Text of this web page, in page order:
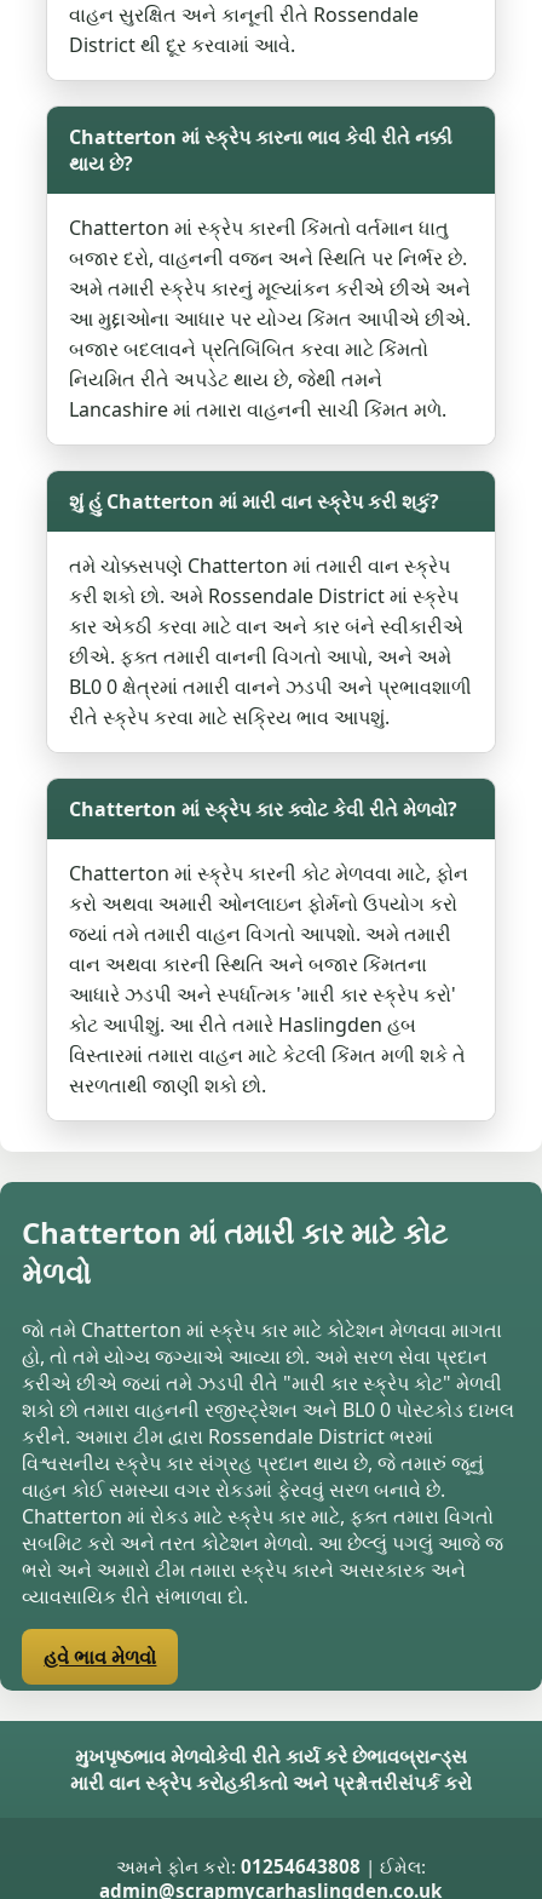
વાહન સુરક્ષિત અને કાનૂની રીતે Rossendale
District થી દૂર કરવામાં આવે.
Chatterton માં સ્ક્રેપ કારના ભાવ કેવી રીતે નક્કી
થાય છે?
Chatterton માં સ્ક્રેપ કારની કિંમતો વર્તમાન ધાતુ
બજાર દરો, વાહનની વજન અને સ્થિતિ પર નિર્ભર છે.
અમે તમારી સ્ક્રેપ કારનું મૂલ્યાંકન કરીએ છીએ અને
આ મુદ્દાઓના આધાર પર યોગ્ય કિંમત આપીએ છીએ.
બજાર બદલાવને પ્રતિબિંબિત કરવા માટે કિંમતો
નિયમિત રીતે અપડેટ થાય છે, જેથી તમને
Lancashire માં તમારા વાહનની સાચી કિંમત મળે.
શું હું Chatterton માં મારી વાન સ્ક્રેપ કરી શકું?
તમે ચોક્કસપણે Chatterton માં તમારી વાન સ્ક્રેપ
કરી શકો છો. અમે Rossendale District માં સ્ક્રેપ
કાર એકઠી કરવા માટે વાન અને કાર બંને સ્વીકારીએ
છીએ. ફક્ત તમારી વાનની વિગતો આપો, અને અમે
BL0 0 ક્ષેત્રમાં તમારી વાનને ઝડપી અને પ્રભાવશાળી
રીતે સ્ક્રેપ કરવા માટે સક્રિય ભાવ આપશું.
Chatterton માં સ્ક્રેપ કાર ક્વોટ કેવી રીતે મેળવો?
Chatterton માં સ્ક્રેપ કારની કોટ મેળવવા માટે, ફોન
કરો અથવા અમારી ઓનલાઇન ફોર્મનો ઉપયોગ કરો
જ્યાં તમે તમારી વાહન વિગતો આપશો. અમે તમારી
વાન અથવા કારની સ્થિતિ અને બજાર કિંમતના
આધારે ઝડપી અને સ્પર્ધાત્મક 'મારી કાર સ્ક્રેપ કરો'
કોટ આપીશું. આ રીતે તમારે Haslingden હબ
વિસ્તારમાં તમારા વાહન માટે કેટલી કિંમત મળી શકે તે
સરળતાથી જાણી શકો છો.
Chatterton માં તમારી કાર માટે કોટ
મેળવો
જો તમે Chatterton માં સ્ક્રેપ કાર માટે કોટેશન મેળવવા માગતા
હો, તો તમે યોગ્ય જગ્યાએ આવ્યા છો. અમે સરળ સેવા પ્રદાન
કરીએ છીએ જ્યાં તમે ઝડપી રીતે "મારી કાર સ્ક્રેપ કોટ" મેળવી
શકો છો તમારા વાહનની રજીસ્ટ્રેશન અને BL0 0 પોસ્ટકોડ દાખલ
કરીને. અમારા ટીમ દ્વારા Rossendale District ભરમાં
વિશ્વસનીય સ્ક્રેપ કાર સંગ્રહ પ્રદાન થાય છે, જે તમારું જૂનું
વાહન કોઈ સમસ્યા વગર રોકડમાં ફેરવવું સરળ બનાવે છે.
Chatterton માં રોકડ માટે સ્ક્રેપ કાર માટે, ફક્ત તમારા વિગતો
સબમિટ કરો અને તરત કોટેશન મેળવો. આ છેલ્લું પગલું આજે જ
ભરો અને અમારો ટીમ તમારા સ્ક્રેપ કારને અસરકારક અને
વ્યાવસાયિક રીતે સંભાળવા દો.
હવે ભાવ મેળવો
મુખપૃષ્ઠભાવ મેળવોકેવી રીતે કાર્ય કરે છેભાવબ્રાન્ડ્સ
મારી વાન સ્ક્રેપ કરોહકીકતો અને પ્રશ્નોત્તરીસંપર્ક કરો
અમને ફોન કરો: 01254643808 | ઈમેલ:
admin@scrapmycarhaslingden.co.uk